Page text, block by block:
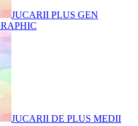
JUCARII PLUS GEN
JUCARII DE PLUS MEDII